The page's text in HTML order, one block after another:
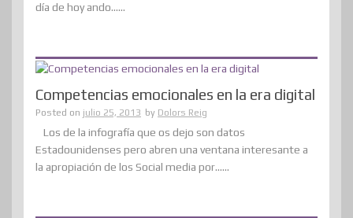
día de hoy ando......
Competencias emocionales en la era digital
Posted on julio 25, 2013 by Dolors Reig
Los de la infografía que os dejo son datos
Estadounidenses pero abren una ventana interesante a
la apropiación de los Social media por......